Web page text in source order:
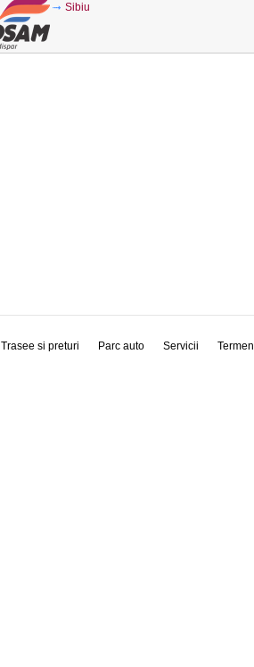
Sibiu
Trasee si preturi Parc auto Servicii